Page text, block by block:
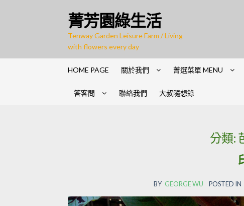
to
navigation
to
content
菁芳園綠生活
Tenway Garden Leisure Farm / Living
with flowers every day
HOME PAGE 關於我們 菁選菜單 MENU
答客問 聯絡我們 大叔隨想錄
分類:
BY GEORGE WU POSTED IN